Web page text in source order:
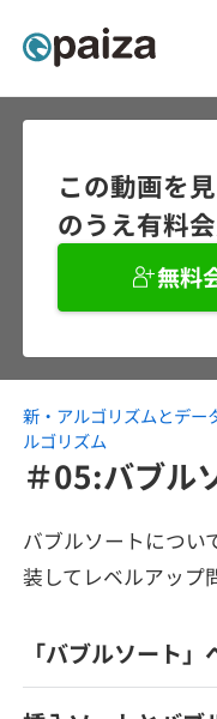
求人検索
インタビュー
転職成功ガイド
転職エージェント
未経験転職
インタビュー
転職成功ガイド
本選考
インターン
新卒エージェント
イベント・セミナー
学習
講座一覧
問題集
スキルチェック
プログラミング言語
SQL
ゲーム・マンガ
メディア
paiza times
この動画を
のうえ有料
無料
新・アルゴリズムとデ
ルゴリズム
＃05:バブル
バブルソートについ
装してレベルアップ
「バブルソート